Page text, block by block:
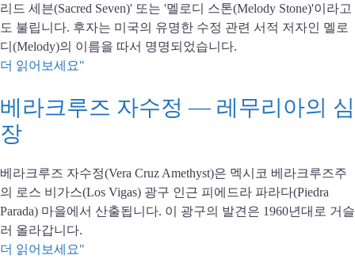
리드 세븐(Sacred Seven)' 또는 '멜로디 스톤(Melody Stone)'이라고
도 불립니다. 후자는 미국의 유명한 수정 관련 서적 저자인 멜로
디(Melody)의 이름을 따서 명명되었습니다.
더 읽어보세요"
베라크루즈 자수정 — 레무리아의 심
장
베라크루즈 자수정(Vera Cruz Amethyst)은 멕시코 베라크루즈주
의 로스 비가스(Los Vigas) 광구 인근 피에드라 파라다(Piedra
Parada) 마을에서 산출됩니다. 이 광구의 발견은 1960년대로 거슬
러 올라갑니다.
더 읽어보세요"